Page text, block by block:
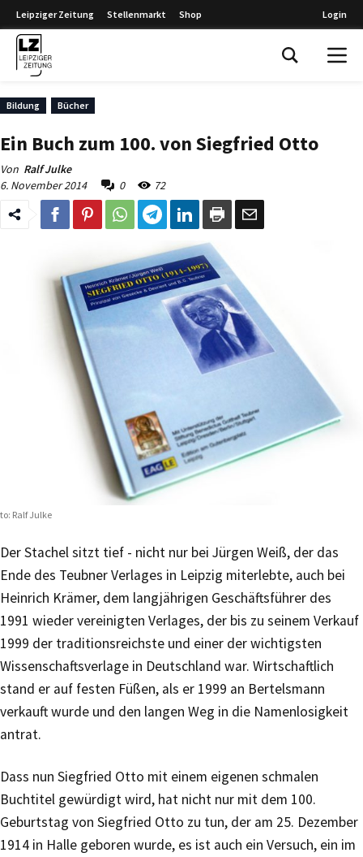
Leipziger Zeitung Stellenmarkt Shop Login
Bildung Bücher
Ein Buch zum 100. von Siegfried Otto
Von Ralf Julke
6. November 2014
0 72
Ralf Julke
Der Stachel sitzt tief - nicht nur bei Jürgen Weiß, der das
Ende des Teubner Verlages in Leipzig miterlebte, auch bei
Heinrich Krämer, dem langjährigen Geschäftsführer des
1991 wieder vereinigten Verlages, der bis zu seinem Verkauf
1999 der traditionsreichste und einer der wichtigsten
Wissenschaftsverlage in Deutschland war. Wirtschaftlich
stand er auf festen Füßen, als er 1999 an Bertelsmann
verkauft wurde und den langen Weg in die Namenlosigkeit
antrat.
Dass nun Siegfried Otto mit einem eigenen schmalen
Buchtitel gewürdigt wird, hat nicht nur mit dem 100.
Geburtstag von Siegfried Otto zu tun, der am 25. Dezember
1914 in Halle geboren wurde, es ist auch ein Versuch, ein im